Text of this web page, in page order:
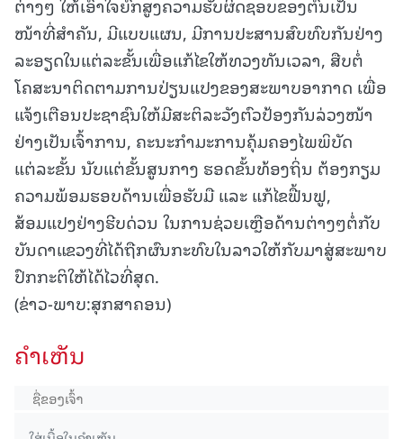
ຕ່າງໆ ໃຫ້ເອົາໃຈຍົກສູງຄວາມຮັບຜິດຊອບຂອງຕົນເປັນ
ໜ້າທີ່ສຳຄັນ, ມີແບບແຜນ, ມີການປະສານສົບທົບກັນຢ່າງ
ລະອຽດໃນແຕ່ລະຂັ້ນເພື່ອແກ້ໄຂໃຫ້ທວງທັນເວລາ, ສືບຕໍ່
ໂຄສະນາຕິດຕາມການປ່ຽນແປງຂອງສະພາບອາກາດ ເພື່ອ
ແຈ້ງເຕືອນປະຊາຊົນໃຫ້ມີສະຕິລະວັງຕົວປ້ອງກັນລ່ວງໜ້າ
ຢ່າງເປັນເຈົ້າການ, ຄະນະກຳມະການຄຸ້ມຄອງໄພພິບັດ
ແຕ່ລະຂັ້ນ ນັບແຕ່ຂັ້ນສູນກາງ ຮອດຂັ້ນທ້ອງຖິ່ນ ຕ້ອງກຽມ
ຄວາມພ້ອມຮອບດ້ານເພື່ອຮັບມື ແລະ ແກ້ໄຂຟື້ນຟູ,
ສ້ອມແປງຢ່າງຮີບດ່ວນ ໃນການຊ່ວຍເຫຼືອດ້ານຕ່າງໆຕໍ່ກັບ
ບັນດາແຂວງທີ່ໄດ້ຖືກຜົນກະທົບໃນລາວໃຫ້ກັບມາສູ່ສະພາບ
ປົກກະຕິໃຫ້ໄດ້ໄວທີ່ສຸດ.
(ຂ່າວ-ພາບ:ສຸກສາຄອນ)
ຄໍາເຫັນ